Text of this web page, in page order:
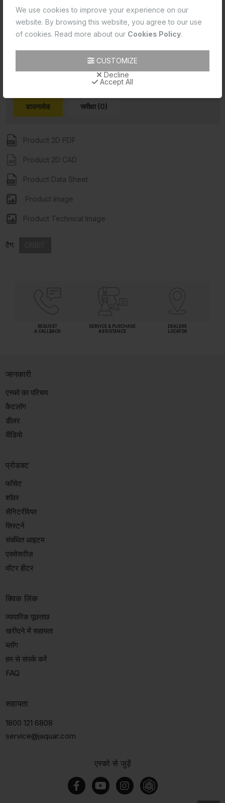
We use cookies to improve your experience on our
website. By browsing this website, you agree to our use
of cookies. Read more about our Cookies Policy.
CUSTOMIZE
Decline
Accept All
change/modify/alter any product specification at any time
without notice, where improvement can be effected in
design, development and dimensions.
डाउनलोड समीक्षा (0)
Product 2D PDF
Product 2D CAD
Product Data Sheet
Product Image
Product Technical Image
टैग:
REQUEST
A CALLBACK
SERVICE & PURCHASE
ASSISTANCE
DEALERS
LOCATOR
एस्को से जुड़ें
जानकारी
एस्को का परिचय
कैटलॉग
डीलर
वीडियो
प्रोडक्ट
फॉसेट
शॉवर
सैनिटरीवेयर
सिस्टर्न
संबंधित आइटम
एक्सेसरीज़
वॉटर हीटर
क्विक लिंक
व्यापारिक पूछताछ
खरीदने में सहायता
ब्लॉग
हम से संपर्क करें
FAQ
सहायता
1800 121 6808
service@jaquar.com